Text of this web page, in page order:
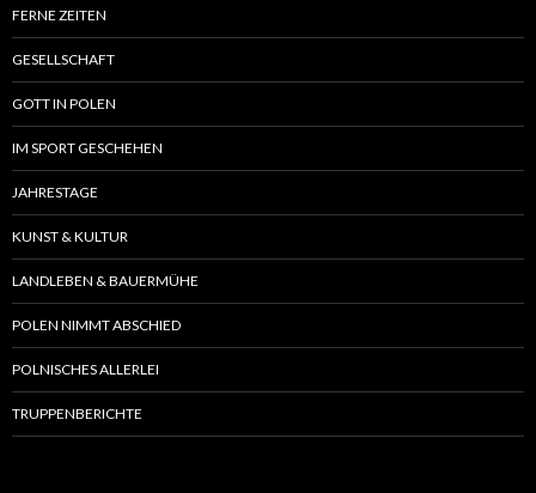
FERNE ZEITEN
GESELLSCHAFT
GOTT IN POLEN
IM SPORT GESCHEHEN
JAHRESTAGE
KUNST & KULTUR
LANDLEBEN & BAUERMÜHE
POLEN NIMMT ABSCHIED
POLNISCHES ALLERLEI
TRUPPENBERICHTE